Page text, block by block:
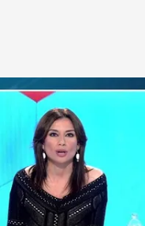
Ana Gómez, presidenta de
Todo es mentira
08 ENE 2021 - 16:33h.
“La posibilidad
estar